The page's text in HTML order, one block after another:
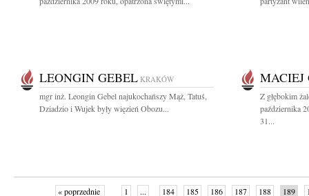
LEONGIN GEBEL KRAKÓW
mgr inż. Leongin Gebel najukochańszy Mąż, Tatuś,
Dziadzio i Wujek były więzień Obozu...
MACIEJ
Z głębokim
października
31...
« poprzednie 1 ... 184 185 186 187 188 189